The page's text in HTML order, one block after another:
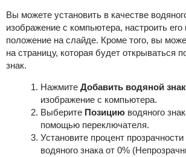
Вы можете установить в качестве
изображение с компьютера, настроить его
положение на слайде. Кроме того, вы
на страницу, которая будет открываться
знак.
Нажмите Добавить водяной знак
изображение с компьютера.
Выберите Позициюводяного
помощью переключателя.
Установите процент
водяного знака от 0%